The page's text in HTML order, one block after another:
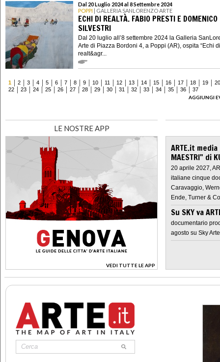
Dal 20 Luglio 2024 al 8 Settembre 2024
POPPI | GALLERIA SANLORENZO ARTE
ECHI DI REALTÀ. FABIO PRESTI E DOMENICO
SILVESTRI
Dal 20 luglio all’8 settembre 2024 la Galleria
Arte di Piazza Bordoni 4, a Poppi (AR), ospita “Echi di
realt&agr...
1 2 3 4 5 6 7 8 9 10 11 12 13 14 15 16 17 18 19
20
22
23 24 25 26 27 28 29 30 31 32 33 34 35 36
37
AGGIUNGI
LE NOSTRE APP
VEDI TUTTE LE APP
>
ARTE.it
MAESTRI" di
20 aprile 2027,
italiane cinque
Caravaggio,
Ende, Turner &
Su SKY va
documentario
agosto su Sky Arte